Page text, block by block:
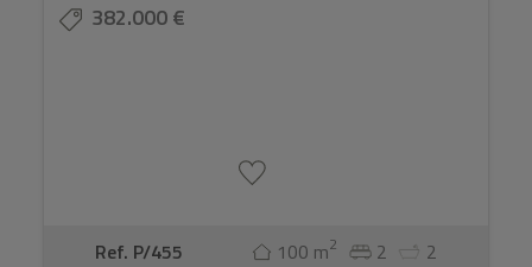
382.000 €
Ref. P/455 100 m2 2 2